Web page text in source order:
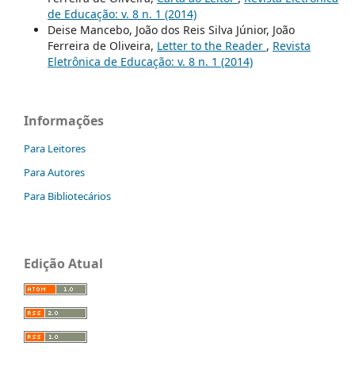
de Educação: v. 8 n. 1 (2014)
Deise Mancebo, João dos Reis Silva Júnior, João
Ferreira de Oliveira, Letter to the Reader , Revista
Eletrônica de Educação: v. 8 n. 1 (2014)
Informações
Para Leitores
Para Autores
Para Bibliotecários
Edição Atual